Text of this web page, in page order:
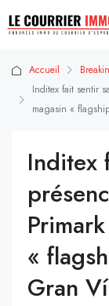
Accueil
Inditex fait sentir
magasin «
Inditex
«
Gran